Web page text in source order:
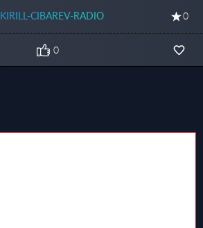
KIRILL-CIBAREV-RADIO 0
0